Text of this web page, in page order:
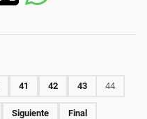
41 42 43 44
Siguiente Final